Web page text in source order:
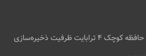
این کارت حافظه کوچک ۴ ترابایت ظرفیت ذخیره‌سازی